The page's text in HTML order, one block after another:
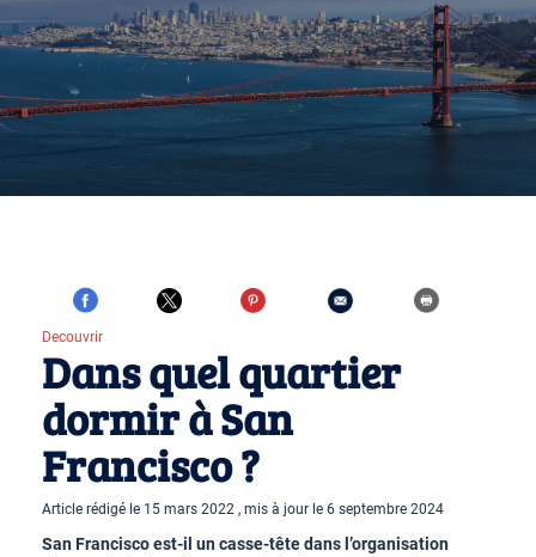
Decouvrir
Dans quel quartier
dormir à San
Francisco ?
Article rédigé le 15 mars 2022 , mis à jour le 6 septembre 2024
San Francisco est-il un casse-tête dans l’organisation